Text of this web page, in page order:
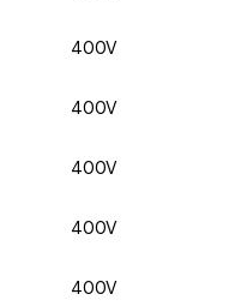
400V
400V
400V
400V
400V